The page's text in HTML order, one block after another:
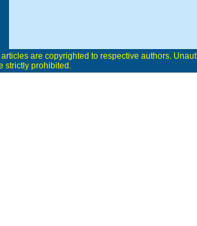
are copyrighted to respective authors.
strictly prohibited.